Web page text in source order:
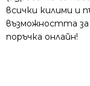
всички килими и
възможността
поръчка онлайн!